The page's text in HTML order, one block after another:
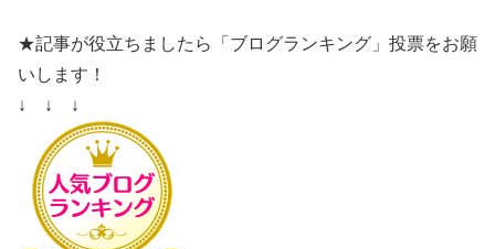
★記事が役立ちましたら「ブログランキング」投票をお願
いします！
↓ ↓ ↓